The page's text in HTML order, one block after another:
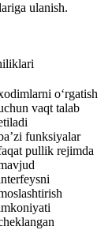
ulanish.
o‘rgatish
vaqt talab
funksiyalar
pullik rejimda